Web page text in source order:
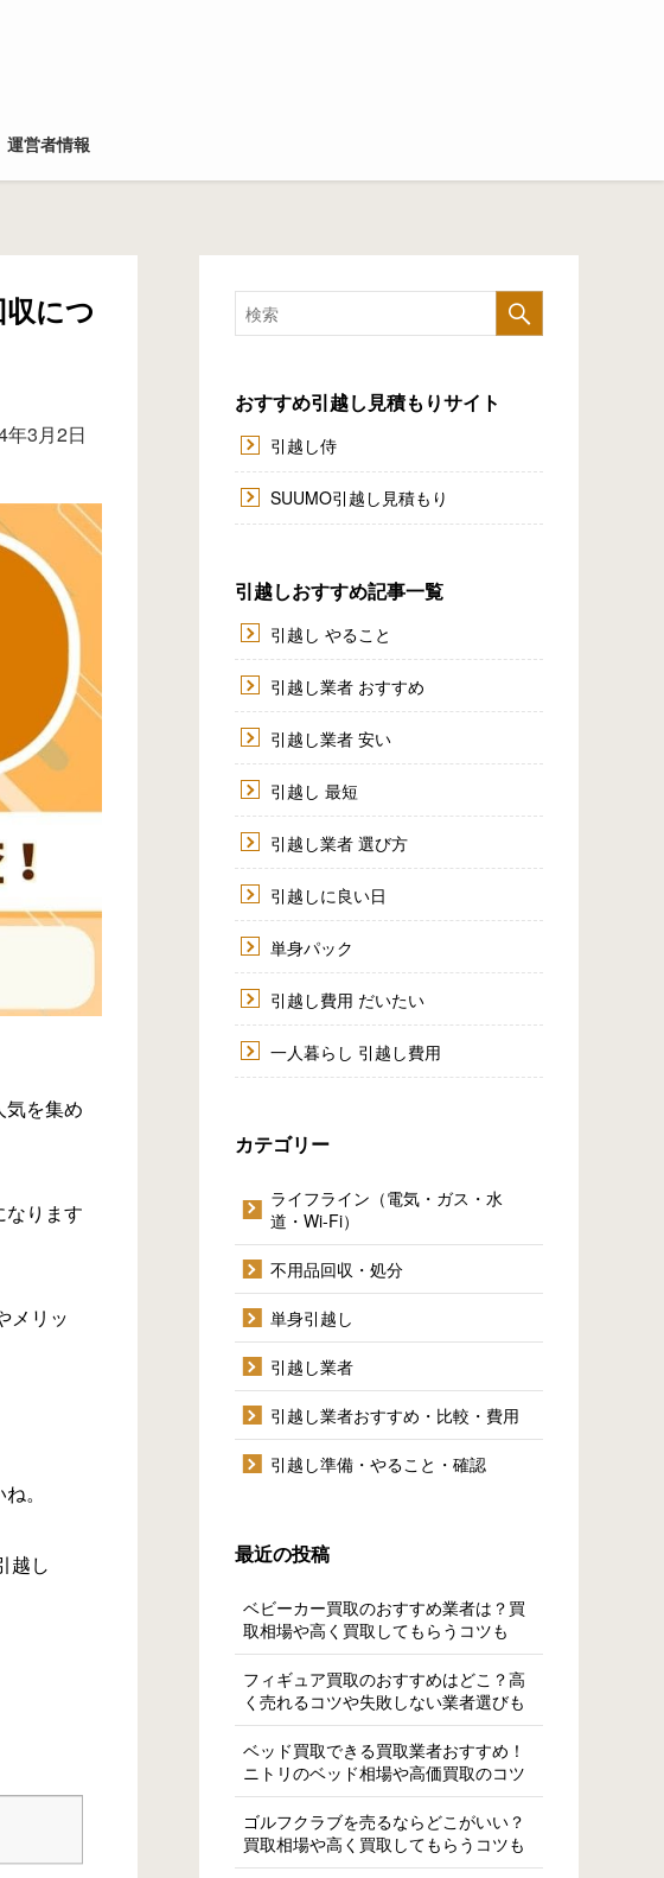
運営者情報
につ
年3月2日
気を集め
ります
メリッ
。
越し
おすすめ引越し見積もりサイト
引越し侍
SUUMO引越し見積もり
引越しおすすめ記事一覧
引越し やること
引越し業者 おすすめ
引越し業者 安い
引越し 最短
引越し業者 選び方
引越しに良い日
単身パック
引越し費用 だいたい
一人暮らし 引越し費用
カテゴリー
ライフライン（電気・ガス・水
道・Wi-Fi）
不用品回収・処分
単身引越し
引越し業者
引越し業者おすすめ・比較・費用
引越し準備・やること・確認
最近の投稿
ベビーカー買取のおすすめ業者は？買
取相場や高く買取してもらうコツも
フィギュア買取のおすすめはどこ？高
く売れるコツや失敗しない業者選びも
ベッド買取できる買取業者おすすめ！
ニトリのベッド相場や高価買取のコツ
ゴルフクラブを売るならどこがいい？
買取相場や高く買取してもらうコツも